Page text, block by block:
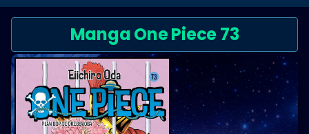
Manga One Piece 73